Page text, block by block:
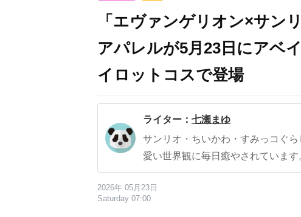
「エヴァンゲリオン×サン
アパレルが5月23日にアベ
イロットコスで登場
ライター： 七瀬まゆ
サンリオ・ちいかわ・すみっコぐ
愛い世界観に毎日癒やされています
2026年 05月23日
Saturday 07:00